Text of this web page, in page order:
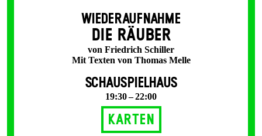
WIEDERAUFNAHME
DIE RÄUBER
von Friedrich Schiller
Mit Texten von Thomas Melle
SCHAUSPIELHAUS
19:30 – 22:00
Karten